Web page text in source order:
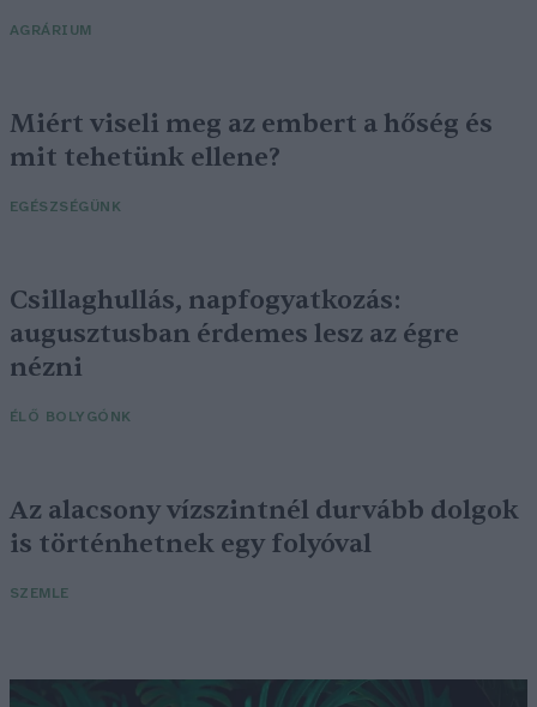
AGRÁRIUM
Miért viseli meg az embert a hőség és
mit tehetünk ellene?
EGÉSZSÉGÜNK
Csillaghullás, napfogyatkozás:
augusztusban érdemes lesz az égre
nézni
ÉLŐ BOLYGÓNK
Az alacsony vízszintnél durvább dolgok
is történhetnek egy folyóval
SZEMLE